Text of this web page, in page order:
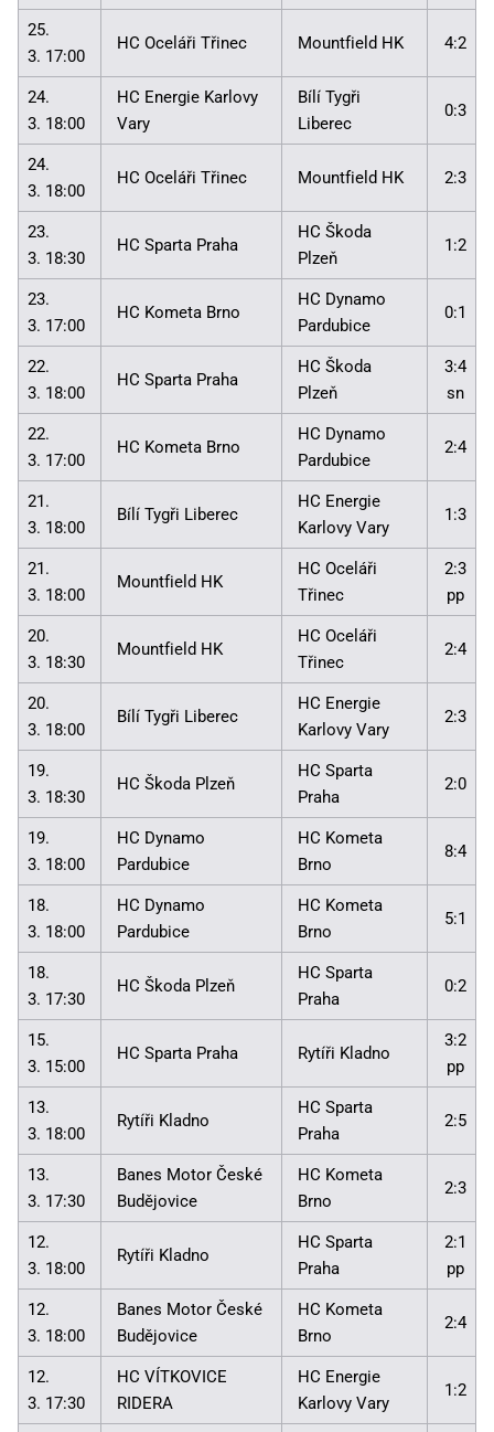
25.
3. 17:00
HC Oceláři Třinec Mountfield HK 4:2
24.
3. 18:00
HC Energie Karlovy
Vary
Bílí Tygři
Liberec
0:3
24.
3. 18:00
HC Oceláři Třinec Mountfield HK 2:3
23.
3. 18:30
HC Sparta Praha
HC Škoda
Plzeň
1:2
23.
3. 17:00
HC Kometa Brno
HC Dynamo
Pardubice
0:1
22.
3. 18:00
HC Sparta Praha
HC Škoda
Plzeň
3:4
sn
22.
3. 17:00
HC Kometa Brno
HC Dynamo
Pardubice
2:4
21.
3. 18:00
Bílí Tygři Liberec
HC Energie
Karlovy Vary
1:3
21.
3. 18:00
Mountfield HK
HC Oceláři
Třinec
2:3
pp
20.
3. 18:30
Mountfield HK
HC Oceláři
Třinec
2:4
20.
3. 18:00
Bílí Tygři Liberec
HC Energie
Karlovy Vary
2:3
19.
3. 18:30
HC Škoda Plzeň
HC Sparta
Praha
2:0
19.
3. 18:00
HC Dynamo
Pardubice
HC Kometa
Brno
8:4
18.
3. 18:00
HC Dynamo
Pardubice
HC Kometa
Brno
5:1
18.
3. 17:30
HC Škoda Plzeň
HC Sparta
Praha
0:2
15.
3. 15:00
HC Sparta Praha Rytíři Kladno
3:2
pp
13.
3. 18:00
Rytíři Kladno
HC Sparta
Praha
2:5
13.
3. 17:30
Banes Motor České
Budějovice
HC Kometa
Brno
2:3
12.
3. 18:00
Rytíři Kladno
HC Sparta
Praha
2:1
pp
12.
3. 18:00
Banes Motor České
Budějovice
HC Kometa
Brno
2:4
12.
3. 17:30
HC VÍTKOVICE
RIDERA
HC Energie
Karlovy Vary
1:2